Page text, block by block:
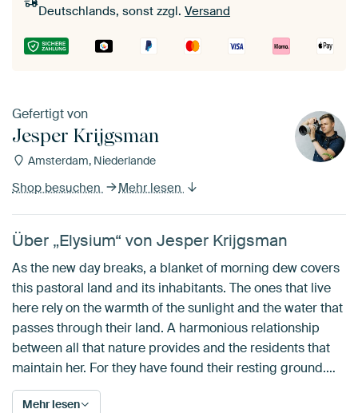
Deutschlands, sonst zzgl. Versand
Gefertigt von
Jesper Krijgsman
Amsterdam, Niederlande
Shop besuchen Mehr lesen
Über „Elysium“ von Jesper Krijgsman
As the new day breaks, a blanket of morning dew covers
this pastoral land and its inhabitants. The ones that live
here rely on the warmth of the sunlight and the water that
passes through their land. A harmonious relationship
between all that nature provides and the residents that
maintain her. For they have found their resting ground.…
Mehr lesen